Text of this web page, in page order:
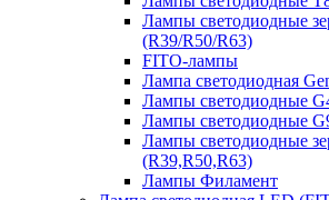
Лампы светодиодные
(R39/R50/R63)
FITO-лампы
Лампа светодиодная
Лампы светодиодные
Лампы светодиодные
Лампы светодиодные
(R39,R50,R63)
Лампы Филамент